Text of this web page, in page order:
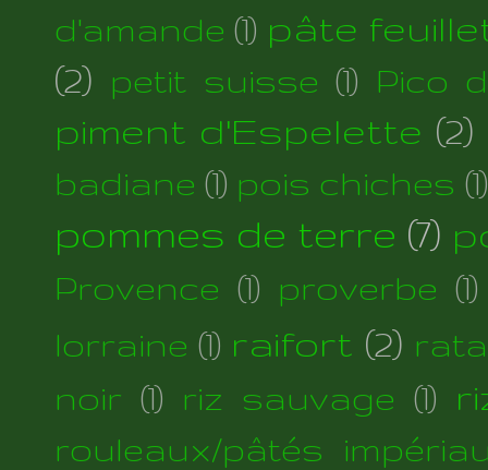
d'amande (1) pâte
(2) petit suisse (1) Pico
piment d'Espelette (2)
badiane (1) pois chiches (1)
pommes de terre (7)
Provence (1) proverbe (1)
lorraine (1) raifort (2)
noir (1) riz sauvage (1)
rouleaux/pâtés